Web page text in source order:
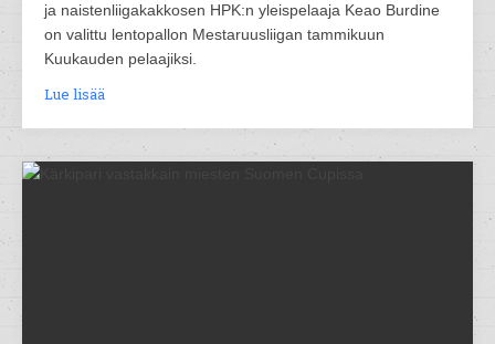
ja naistenliigakakkosen HPK:n yleispelaaja Keao Burdine
on valittu lentopallon Mestaruusliigan tammikuun
Kuukauden pelaajiksi.
Lue lisää